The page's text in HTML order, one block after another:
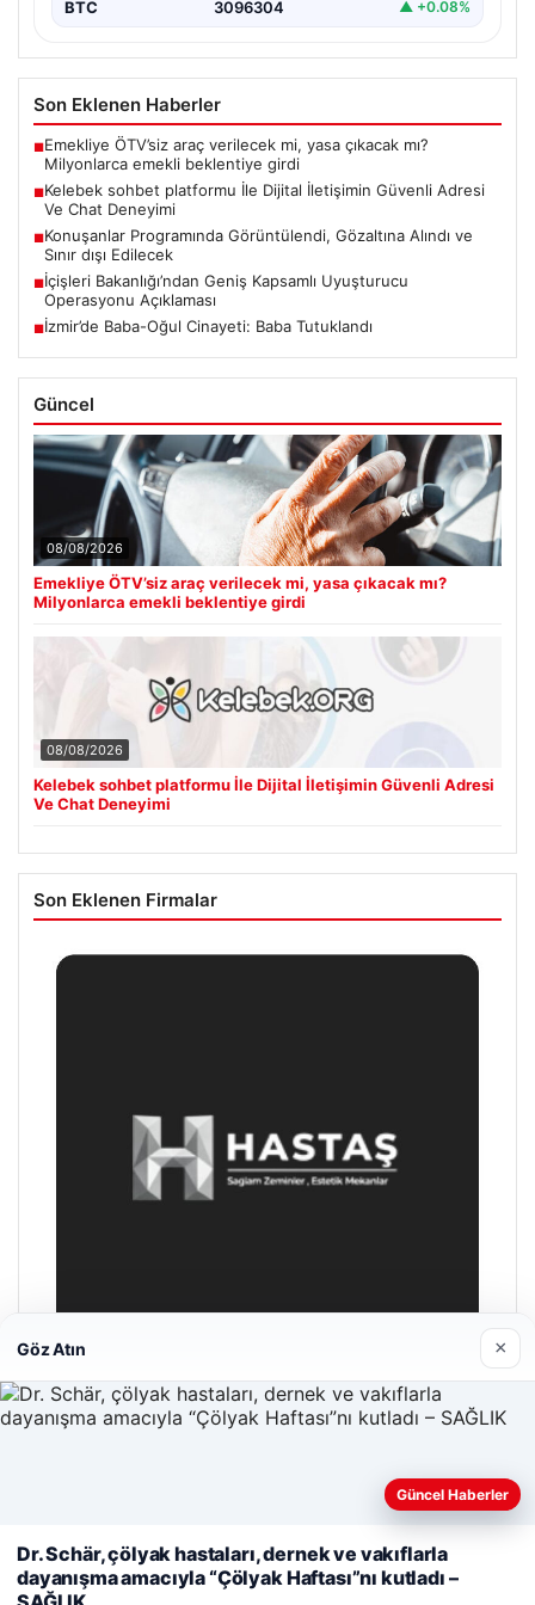
BTC 3096304 ▲ +0.08%
Son Eklenen Haberler
■Emekliye ÖTV’siz araç verilecek mi, yasa çıkacak mı?
Milyonlarca emekli beklentiye girdi
■Kelebek sohbet platformu İle Dijital İletişimin Güvenli Adresi
Ve Chat Deneyimi
■Konuşanlar Programında Görüntülendi, Gözaltına Alındı ve
Sınır dışı Edilecek
■İçişleri Bakanlığı’ndan Geniş Kapsamlı Uyuşturucu
Operasyonu Açıklaması
■İzmir’de Baba-Oğul Cinayeti: Baba Tutuklandı
Güncel
08/08/2026
Emekliye ÖTV’siz araç verilecek mi, yasa çıkacak mı?
Milyonlarca emekli beklentiye girdi
08/08/2026
Kelebek sohbet platformu İle Dijital İletişimin Güvenli Adresi
Ve Chat Deneyimi
Son Eklenen Firmalar
Enes Kaplan Avukatlık Bürosu
deneyiminizi kişiselleştirmek ve geliştirmek amacıyla çerezler
kullanıyoruz.Çerez Politikamız
Göz Atın ×
Güncel Haberler
Dr. Schär, çölyak hastaları, dernek ve vakıflarla
dayanışma amacıyla “Çölyak Haftası”nı kutladı –